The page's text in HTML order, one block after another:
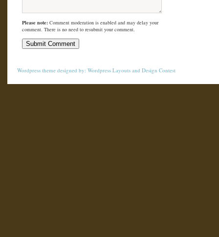
Please note: Comment moderation is enabled and may delay your
comment. There is no need to resubmit your comment.
Wordpress theme designed by: Wordpress Layouts and Design Contest